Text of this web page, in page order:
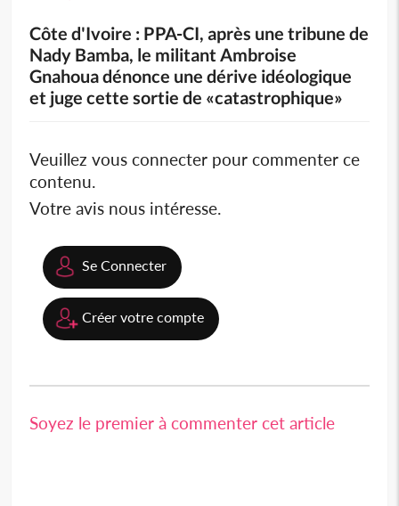
Côte d'Ivoire : PPA-CI, après une tribune de
Nady Bamba, le militant Ambroise
Gnahoua dénonce une dérive idéologique
et juge cette sortie de «catastrophique»
Veuillez vous connecter pour commenter ce
contenu.
Votre avis nous intéresse.
Se Connecter
Créer votre compte
Soyez le premier à commenter cet article